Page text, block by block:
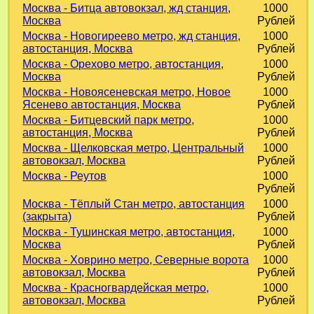
Москва - Битца автовокзал, жд станция,
Москва
1000
Рублей
Москва - Новогиреево метро, жд станция,
автостанция, Москва
1000
Рублей
Москва - Орехово метро, автостанция,
Москва
1000
Рублей
Москва - Новоясеневская метро, Новое
Ясенево автостанция, Москва
1000
Рублей
Москва - Битцевский парк метро,
автостанция, Москва
1000
Рублей
Москва - Щелковская метро, Центральный
автовокзал, Москва
1000
Рублей
Москва - Реутов
1000
Рублей
Москва - Тёплый Стан метро, автостанция
(закрыта)
1000
Рублей
Москва - Тушинская метро, автостанция,
Москва
1000
Рублей
Москва - Ховрино метро, Северные ворота
автовокзал, Москва
1000
Рублей
Москва - Красногвардейская метро,
автовокзал, Москва
1000
Рублей